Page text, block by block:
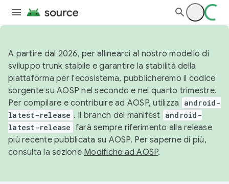
A partire dal 2026, per allinearci al nostro modello di
sviluppo trunk stabile e garantire la stabilità della
piattaforma per l'ecosistema, pubblicheremo il codice
sorgente su AOSP nel secondo e nel quarto trimestre.
Per compilare e contribuire ad AOSP, utilizza
android-
latest-release . Il branch del manifest android-
latest-release farà sempre riferimento alla release
più recente pubblicata su AOSP. Per saperne di più,
consulta la sezione Modifiche ad AOSP.